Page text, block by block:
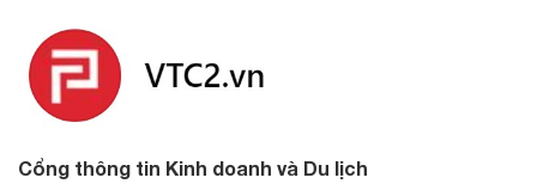
Cổng thông tin Kinh doanh và Du lịch